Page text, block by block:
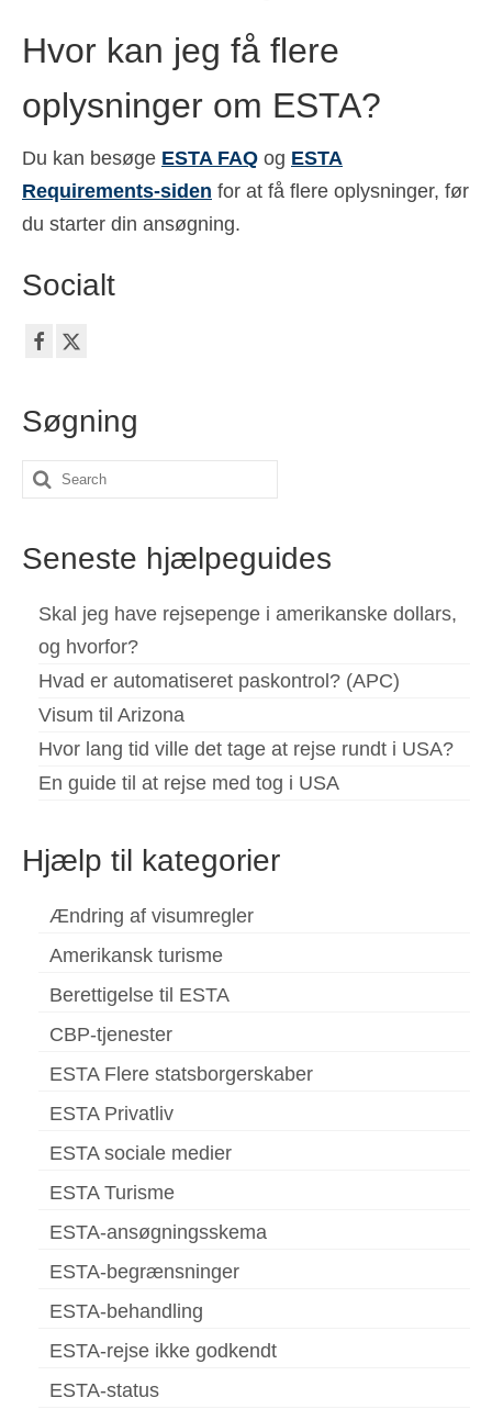
Hvor kan jeg få flere
oplysninger om ESTA?
Du kan besøge ESTA FAQ og ESTA
Requirements-siden for at få flere oplysninger, før
du starter din ansøgning.
Socialt
Søgning
Search
Seneste hjælpeguides
Skal jeg have rejsepenge i amerikanske dollars,
og hvorfor?
Hvad er automatiseret paskontrol? (APC)
Visum til Arizona
Hvor lang tid ville det tage at rejse rundt i USA?
En guide til at rejse med tog i USA
Hjælp til kategorier
Ændring af visumregler
Amerikansk turisme
Berettigelse til ESTA
CBP-tjenester
ESTA Flere statsborgerskaber
ESTA Privatliv
ESTA sociale medier
ESTA Turisme
ESTA-ansøgningsskema
ESTA-begrænsninger
ESTA-behandling
ESTA-rejse ikke godkendt
ESTA-status